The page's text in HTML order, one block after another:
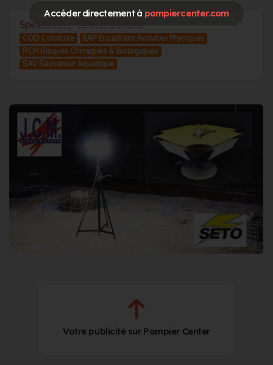
Accéder directement à pompiercenter.com
Spécialités / Centres d'intérêt
COD Conduite
EAP Encadrant Activites Physiques
RCH Risques Chimiques & Biologiques
SAV Sauveteur Aquatique
Votre publicité sur Pompier Center